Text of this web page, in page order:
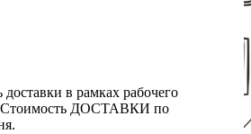
доставки в рамках рабочего
Стоимость ДОСТАВКИ по